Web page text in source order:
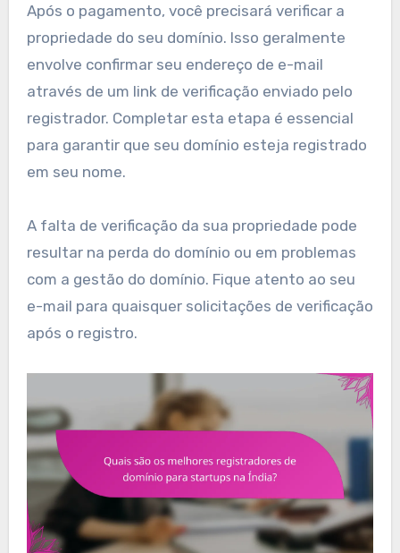
Após o pagamento, você precisará verificar a
propriedade do seu domínio. Isso geralmente
envolve confirmar seu endereço de e-mail
através de um link de verificação enviado pelo
registrador. Completar esta etapa é essencial
para garantir que seu domínio esteja registrado
em seu nome.
A falta de verificação da sua propriedade pode
resultar na perda do domínio ou em problemas
com a gestão do domínio. Fique atento ao seu
e-mail para quaisquer solicitações de verificação
após o registro.